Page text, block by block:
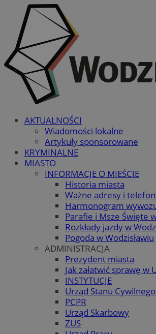
AKTUALNOŚCI
Wiadomości lokalne
Artykuły sponsorowane
KRYMINALNE
MIASTO
INFORMACJE O MIEŚCIE
Historia miasta
Ważne adresy i
Harmonogram
Parafie i Msze Święte
Rozkłady jazdy w
Pogoda w Wodzisławiu
ADMINISTRACJA
Prezydent miasta
Jak załatwić sprawę w
INSTYTUCJE
Urząd Stanu Cywilnego
PCPR
Urząd Skarbowy
ZUS